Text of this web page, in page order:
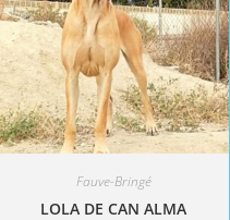
Fauve-Bringé
LOLA DE CAN ALMA